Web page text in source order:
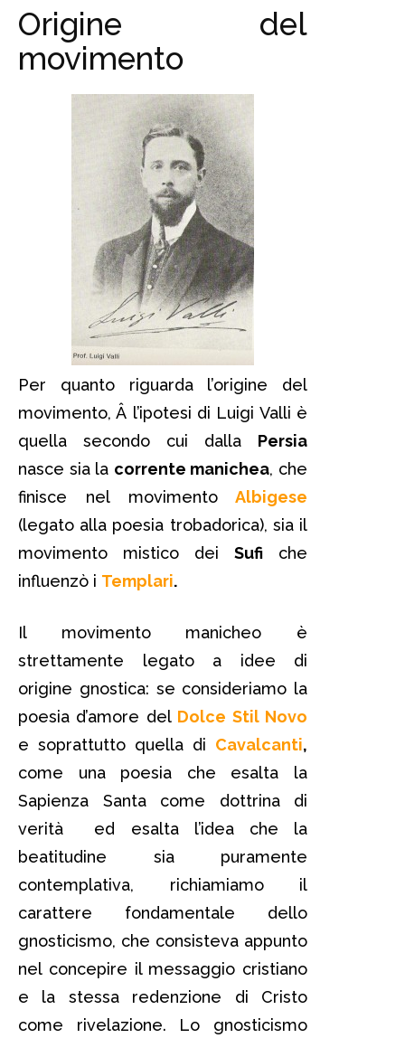
Origine del
movimento
Per quanto riguarda l’origine del
movimento, Â l’ipotesi di Luigi Valli è
quella secondo cui dalla Persia
nasce sia la corrente manichea, che
finisce nel movimento Albigese
(legato alla poesia trobadorica), sia il
movimento mistico dei Sufi che
influenzò i Templari.
Il movimento manicheo è
strettamente legato a idee di
origine gnostica: se consideriamo la
poesia d’amore del Dolce Stil Novo
e soprattutto quella di Cavalcanti,
come una poesia che esalta la
Sapienza Santa come dottrina di
verità ed esalta l’idea che la
beatitudine sia puramente
contemplativa, richiamiamo il
carattere fondamentale dello
gnosticismo, che consisteva appunto
nel concepire il messaggio cristiano
e la stessa redenzione di Cristo
come rivelazione. Lo gnosticismo